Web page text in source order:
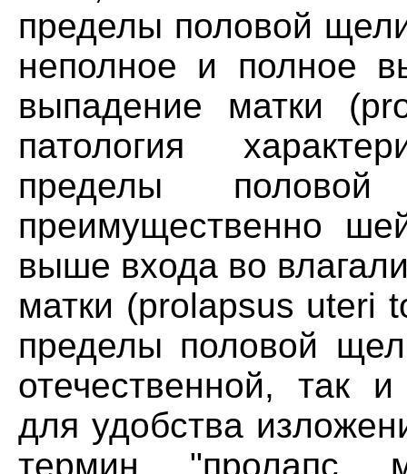
пределы половой
неполное и полное
выпадение матки
патология
пределы
преимущественно
выше входа во
матки (prolapsus uteri
пределы половой
отечественной, так
для удобства
термин "пролапс